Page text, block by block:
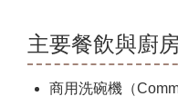
主要餐飲與廚
商用洗碗機（